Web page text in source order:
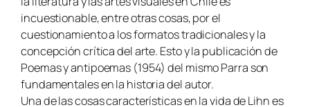
incuestionable, entre otras cosas, por el
cuestionamiento a los formatos tradicionales y la
concepción crítica del arte. Esto y la publicación de
Poemas y antipoemas (1954) del mismo Parra son
fundamentales en la historia del autor.
Una de las cosas características en la vida de Lihn es